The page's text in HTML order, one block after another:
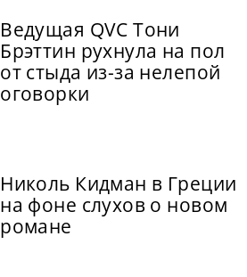
Ведущая QVC Тони
Брэттин рухнула на пол
от стыда из-за нелепой
оговорки
Николь Кидман в Греции
на фоне слухов о новом
романе